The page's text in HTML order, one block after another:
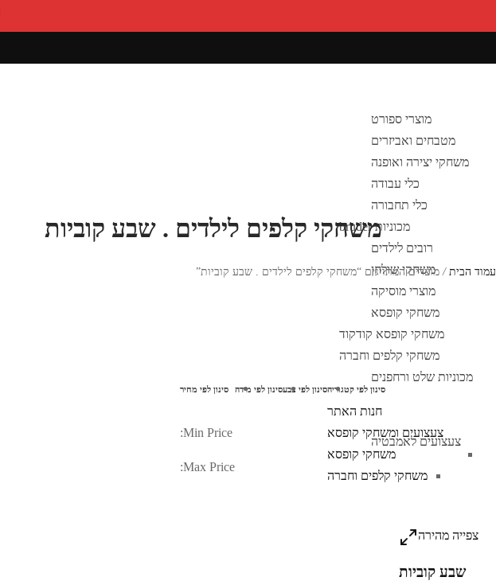
מוצרי ספורט
מטבחים ואביזרים
משחקי יצירה ואופנה
כלי עבודה
כלי תחבורה
מכוניות bruder
רובים לילדים
משחקי שולחן
מוצרי מוסיקה
משחקי קופסא
משחקי קופסא קודקוד
משחקי קלפים וחברה
מכוניות שלט ורחפנים
צעצועים לאמבטיה
משחקי קלפים לילדים . שבע קוביות
עמוד הבית /מוצרים המתויגים “משחקי קלפים לילדים . שבע קוביות”
סינון לפי קטגוריה
חנות האתר
צעצועים ומשחקי קופסא
משחקי קופסא
משחקי קלפים וחברה
סינון לפי צבעסינון לפי מידה סינון לפי מחיר
Min Price:
Max Price:
צפייה מהירה
שבע קוביות